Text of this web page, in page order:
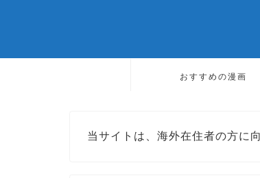
おすすめの漫画
当サイトは、海外在住者の方に